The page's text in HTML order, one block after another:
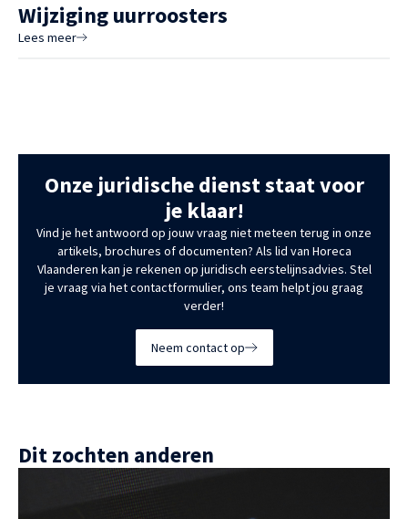
Wijziging uurroosters
Lees meer
Onze juridische dienst staat voor
je klaar!
Vind je het antwoord op jouw vraag niet meteen terug in onze
artikels, brochures of documenten? Als lid van Horeca
Vlaanderen kan je rekenen op juridisch eerstelijnsadvies. Stel
je vraag via het contactformulier, ons team helpt jou graag
verder!
Neem contact op
Dit zochten anderen